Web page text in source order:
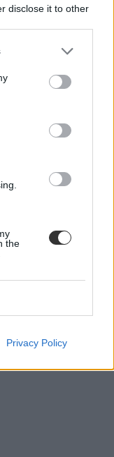
disclose it to other
the
Privacy Policy